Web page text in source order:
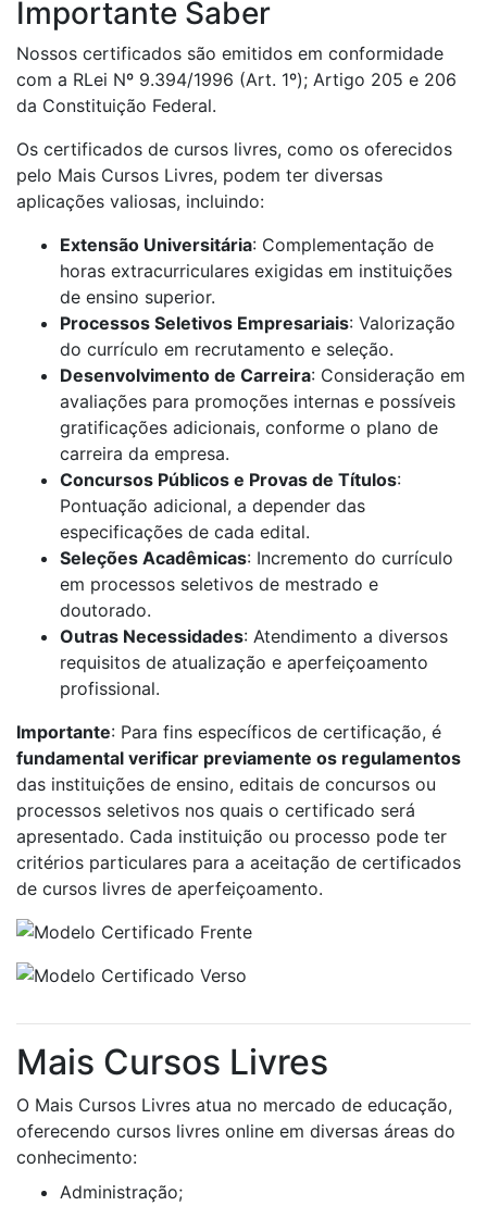
Importante Saber
Nossos certificados são emitidos em conformidade
com a RLei Nº 9.394/1996 (Art. 1º); Artigo 205 e 206
da Constituição Federal.
Os certificados de cursos livres, como os oferecidos
pelo Mais Cursos Livres, podem ter diversas
aplicações valiosas, incluindo:
Extensão Universitária: Complementação de
horas extracurriculares exigidas em instituições
de ensino superior.
Processos Seletivos Empresariais: Valorização
do currículo em recrutamento e seleção.
Desenvolvimento de Carreira: Consideração em
avaliações para promoções internas e possíveis
gratificações adicionais, conforme o plano de
carreira da empresa.
Concursos Públicos e Provas de Títulos:
Pontuação adicional, a depender das
especificações de cada edital.
Seleções Acadêmicas: Incremento do currículo
em processos seletivos de mestrado e
doutorado.
Outras Necessidades: Atendimento a diversos
requisitos de atualização e aperfeiçoamento
profissional.
Importante: Para fins específicos de certificação, é
fundamental verificar previamente os regulamentos
das instituições de ensino, editais de concursos ou
processos seletivos nos quais o certificado será
apresentado. Cada instituição ou processo pode ter
critérios particulares para a aceitação de certificados
de cursos livres de aperfeiçoamento.
Mais Cursos Livres
O Mais Cursos Livres atua no mercado de educação,
oferecendo cursos livres online em diversas áreas do
conhecimento:
Administração;